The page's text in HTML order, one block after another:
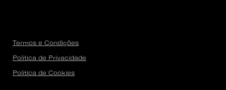
Termos e Condições
Política de Privacidade
Política de Cookies